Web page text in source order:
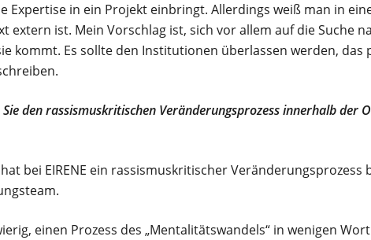
Expertise in ein Projekt einbringt. Allerdings weiß man in
extern ist. Mein Vorschlag ist, sich vor allem auf die Suche
kommt. Es sollte den Institutionen überlassen werden,
Sie den rassismuskritischen Veränderungsprozess innerhalb
bei EIRENE ein rassismuskritischer
einen Prozess des „Mentalitätswandels“ in wenigen